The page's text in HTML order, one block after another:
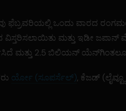
ಫೆಬ್ರವರಿಯಲ್ಲಿ ಒಂದು ವಾರದ
ವಿಸ್ತರಿಸಲಾಯಿತು ಮತ್ತು ಇಡೀ ಜಪಾನ್
ಮತ್ತು 2.5 ಬಿಲಿಯನ್
ರ್ಯೋ (ಸೂಪರ್ಸೆಲ್), ಕೆಜಡ್